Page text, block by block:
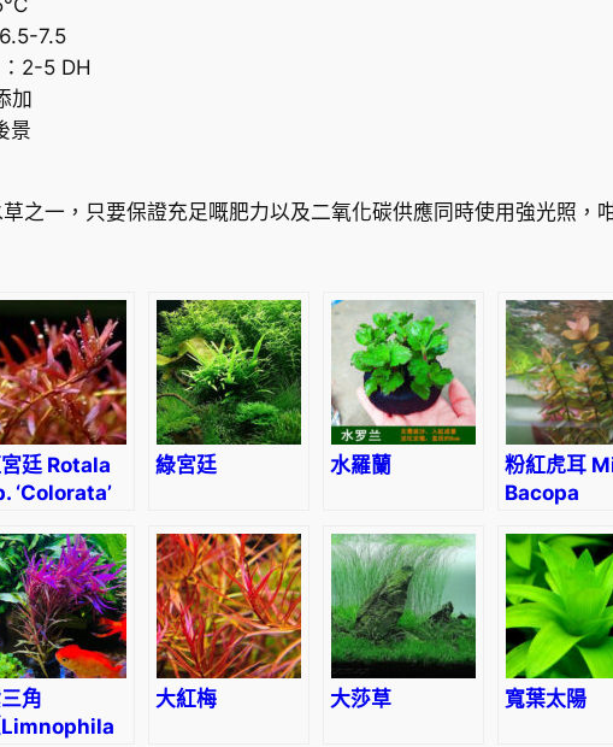
7.5
2-5 DH
加
景
之一，只要保證充足嘅肥力以及二氧化碳供應同時使用強光照，
廷 Rotala
‘Colorata’
綠宮廷 水羅蘭
粉紅虎耳
Bacopa
‘colorata’)
角
Limnophila
大紅梅 大莎草 寬葉太陽